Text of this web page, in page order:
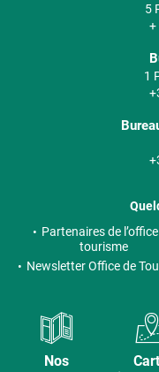
5
+
1
Partenaires de
tourisme
Newsletter Office de
Nos